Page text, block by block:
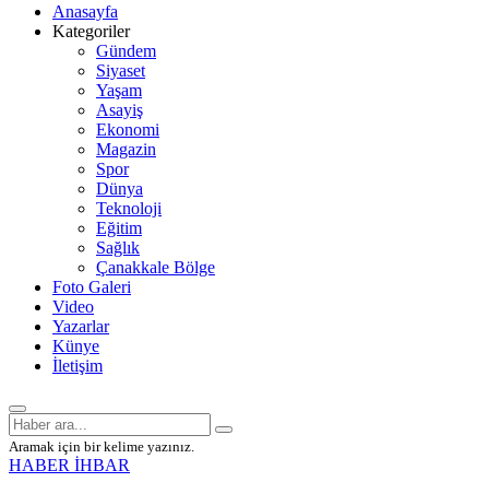
Anasayfa
Kategoriler
Gündem
Siyaset
Yaşam
Asayiş
Ekonomi
Magazin
Spor
Dünya
Teknoloji
Eğitim
Sağlık
Çanakkale Bölge
Foto Galeri
Video
Yazarlar
Künye
İletişim
Aramak için bir kelime yazınız.
HABER İHBAR